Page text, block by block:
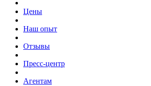
Цены
Наш опыт
Отзывы
Пресс-центр
Агентам